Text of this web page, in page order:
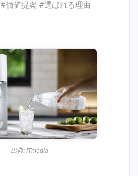
価値提案 #選ばれる理由
出典: ITmedia